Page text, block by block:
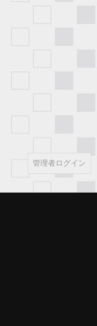
管理者ログイン